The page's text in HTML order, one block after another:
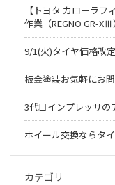
【トヨタ カローラフ
作業（REGNO GR-XⅢ）
9/1(火)タイヤ価格改
板金塗装お気軽にお
3代目インプレッサ
ホイール交換ならタ
カテゴリ